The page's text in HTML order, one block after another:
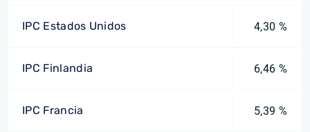
IPC Estados Unidos 4,30 %
IPC Finlandia 6,46 %
IPC Francia 5,39 %